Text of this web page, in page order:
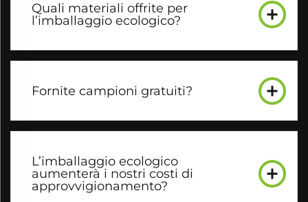
Quali materiali offrite per
l’imballaggio ecologico?
Fornite campioni gratuiti?
L’imballaggio ecologico
aumenterà i nostri costi di
approvvigionamento?